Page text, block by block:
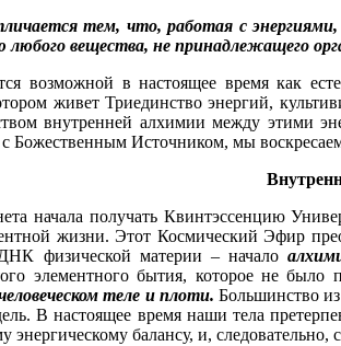
тем, что, работая с
вещества, не принадлежащего
возможной в настоящее время как
живет Триединство энергий,
внутренней алхимии между этими
Божественным Источником, мы
начала получать Квинтэссенцию
жизни. Этот Космический Эфир
физической материи – начало
элементного бытия, которое не
теле и плоти. Большинство
В настоящее время наши тела
энергическому балансу, и, следовательно,